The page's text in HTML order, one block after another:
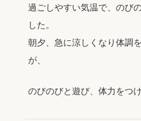
過ごしやすい気温で、のび
した。
朝夕、急に涼しくなり体調
が、
のびのびと遊び、体力をつ